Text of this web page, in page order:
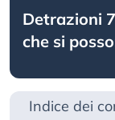
Detrazioni
che si
Indice dei